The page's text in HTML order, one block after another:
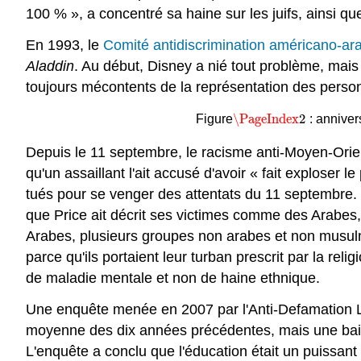
100 % », a concentré sa haine sur les juifs, ainsi
En 1993, le Comité antidiscrimination américano-
Aladdin. Au début, Disney a nié tout problème,
toujours mécontents de la représentation des
Figure\PageIndex2
\PageIndex2 :
Depuis le 11 septembre, le racisme anti-Moyen-
qu'un assaillant l'ait accusé d'avoir « fait exploser
tués pour se venger des attentats du 11
que Price ait décrit ses victimes comme des
Arabes, plusieurs groupes non arabes et non
parce qu'ils portaient leur turban prescrit par la
de maladie mentale et non de haine ethnique.
Une enquête menée en 2007 par l'Anti-
moyenne des dix années précédentes, mais une
L'enquête a conclu que l'éducation était un